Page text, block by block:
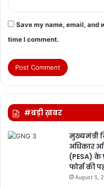
Save my name, email, and
time I comment.
#बड़ी ख़बर
मुख्यमंत्री
अधिकार
(PESA) के
फोर्स की
August 5,